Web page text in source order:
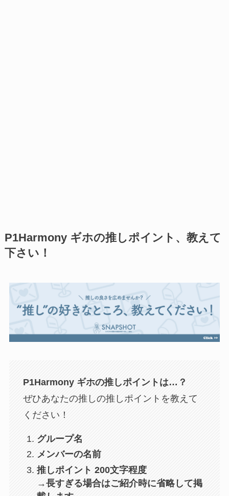
P1Harmony ギホの推しポイント、教えて
下さい！
P1Harmony ギホの推しポイントは…？
ぜひあなたの推しの推しポイントを教えて
ください！
グループ名
メンバーの名前
推しポイント 200文字程度
→長すぎる場合はご紹介時に省略して掲